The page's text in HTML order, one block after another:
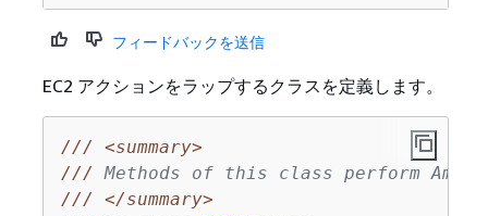
フィードバックを送信
EC2 アクションをラップするクラスを定義します。
///
<summary>
/// Methods of this class perform
///
</summary>